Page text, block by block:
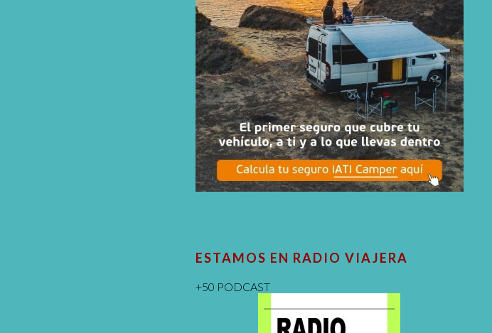
ESTAMOS EN RADIO VIAJERA
+50 PODCAST